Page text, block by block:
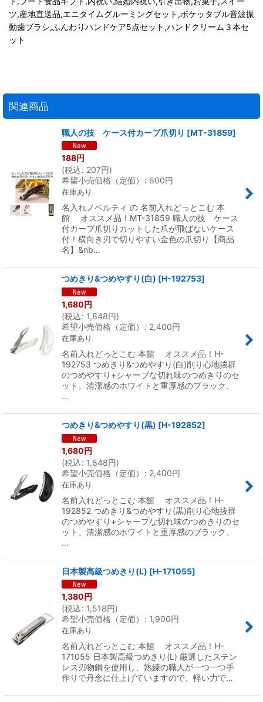
ツ,産地直送品,エニタイムグルーミングセット,ポケッタブル音波振
動歯ブラシ,ふんわりハンドケア5点セット,ハンドクリーム３本セ
ット
関連商品
職人の技 ケース付カーブ爪切り [MT-31859]
188円
(税込: 207円)
希望小売価格（定価）
: 600円
在庫あり
名入れノベルティ の 名前入れどっとこむ 本
館 オススメ品！MT-31859 職人の技 ケース
付カーブ爪切りカットした爪が飛ばないケース
付！横向き刃で切りやすい金色の爪切り【商品
名】&nb…
つめきり&つめやすり(白) [H-192753]
1,680円
(税込: 1,848円)
希望小売価格（定価）
: 2,400円
在庫あり
名前入れどっとこむ 本館 オススメ品！H-
192753 つめきり&つめやすり(白)削り心地抜群
のつめやすり+シャープな切れ味のつめきりのセ
ット。清潔感のホワイトと重厚感のブラック、
…
つめきり&つめやすり(黒) [H-192852]
1,680円
(税込: 1,848円)
希望小売価格（定価）
: 2,400円
在庫あり
名前入れどっとこむ 本館 オススメ品！H-
192852 つめきり&つめやすり(黒)削り心地抜群
のつめやすり+シャープな切れ味のつめきりのセ
ット。清潔感のホワイトと重厚感のブラック、
…
日本製高級つめきり(L) [H-171055]
1,380円
(税込: 1,518円)
希望小売価格（定価）
: 1,900円
在庫あり
名前入れどっとこむ 本館 オススメ品！H-
171055 日本製高級つめきり(L) 厳選したステン
レス刃物鋼を使用し、熟練の職人が一つ一つ手
作りで丹念に仕上げていますので、軽い力で…